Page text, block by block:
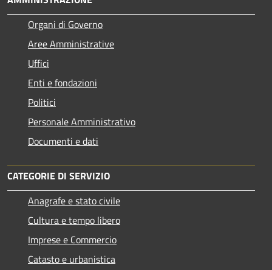
Organi di Governo
Aree Amministrative
Uffici
Enti e fondazioni
Politici
Personale Amministrativo
Documenti e dati
CATEGORIE DI SERVIZIO
Anagrafe e stato civile
Cultura e tempo libero
Imprese e Commercio
Catasto e urbanistica